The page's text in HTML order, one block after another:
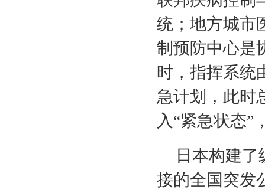
统；地方城市
制预防中心是
时，指挥系统
急计划，此时
入“紧急状态”
日本构建
接的全国突发